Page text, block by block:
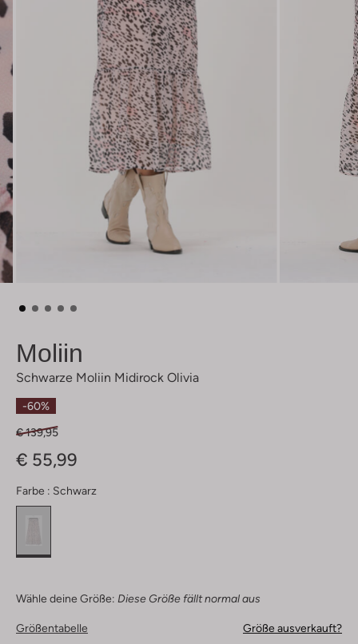
Moliin
Schwarze Moliin Midirock Olivia
-60%
€ 139,95
€ 55,99
Farbe : Schwarz
Wähle deine Größe: Diese Größe fällt normal aus
Größentabelle Größe ausverkauft?